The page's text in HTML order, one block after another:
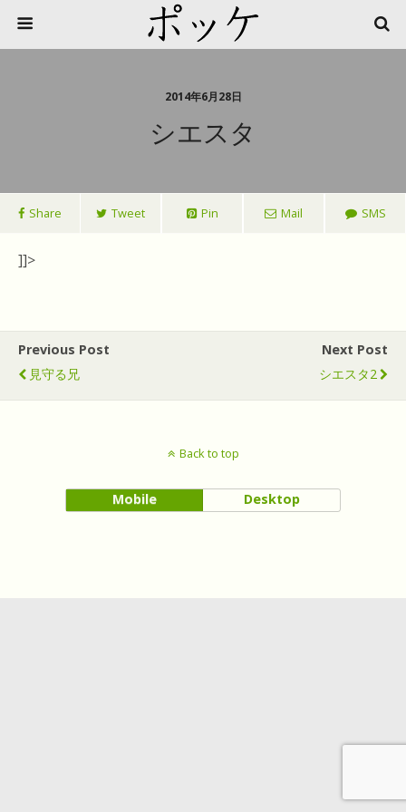
2014年6月28日
シエスタ
Share Tweet Pin Mail SMS
]]>
Previous Post
見守る兄
Next Post
シエスタ2
Back to top
Mobile Desktop